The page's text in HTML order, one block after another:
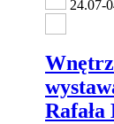
24.07-